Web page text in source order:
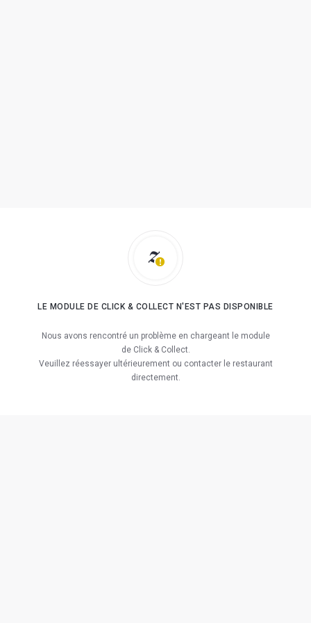
LE MODULE DE CLICK & COLLECT N'EST PAS DISPONIBLE
Nous avons rencontré un problème en chargeant le module
de Click & Collect.
Veuillez réessayer ultérieurement ou contacter le restaurant
directement.